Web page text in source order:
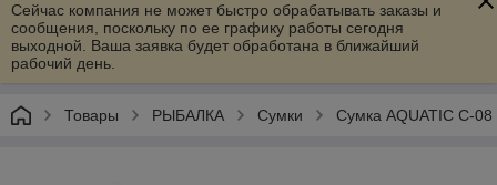
Сейчас компания не может быстро обрабатывать заказы и
сообщения, поскольку по ее графику работы сегодня
выходной. Ваша заявка будет обработана в ближайший
рабочий день.
Товары РЫБАЛКА Сумки Cумка AQUATIC С-